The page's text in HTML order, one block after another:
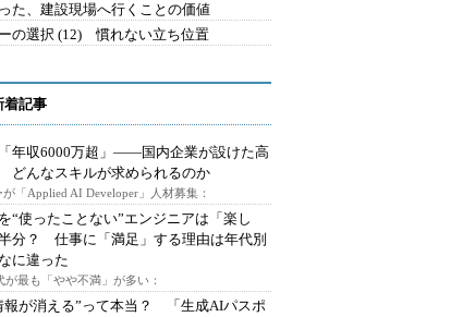
た、建設現場へ行くことの価値
の選択 (12) 慣れない立ち位置
着記事
年収6000万超」――国内企業が設けた高
どんなスキルが求められるのか
が「Applied AI Developer」人材募集：
“使ったことない”エンジニアは「楽し
分？ 仕事に「満足」する理由は年代別
に違った
が最も「やや不満」が多い：
報が消える”って本当？ 「生成AIパスポ